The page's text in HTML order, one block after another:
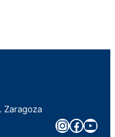
Zaragoza